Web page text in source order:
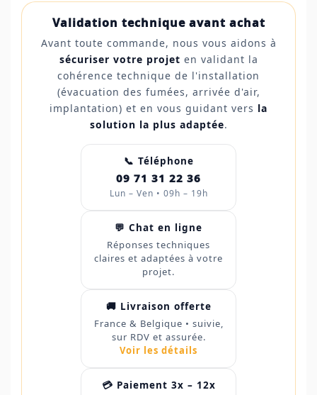
Validation technique avant achat
Avant toute commande, nous vous aidons à
sécuriser votre projet en validant la
cohérence technique de l'installation
(évacuation des fumées, arrivée d'air,
implantation) et en vous guidant vers la
solution la plus adaptée.
📞 Téléphone
09 71 31 22 36
Lun – Ven • 09h – 19h
💬 Chat en ligne
Réponses techniques
claires et adaptées à votre
projet.
🚚 Livraison offerte
France & Belgique • suivie,
sur RDV et assurée.
Voir les détails
💳 Paiement 3x – 12x